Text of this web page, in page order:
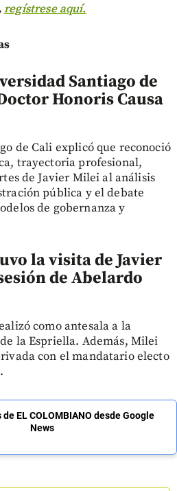
regístrese aquí.
Santiago de
Honoris Causa
de Cali explicó que reconoció
trayectoria profesional,
de Javier Milei al análisis
pública y el debate
de gobernanza y
la visita de Javier
de Abelardo
como antesala a la
la Espriella. Además, Milei
con el mandatario electo
EL COLOMBIANO desde Google
News